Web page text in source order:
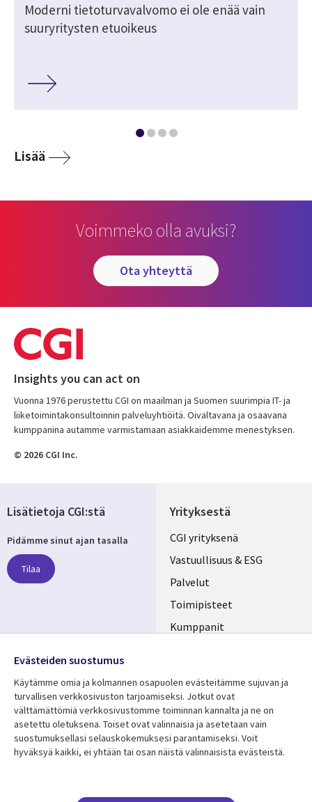
Moderni tietoturvavalvomo ei ole enää vain
suuryritysten etuoikeus
Lisää
Voimmeko olla avuksi?
ota yhteyttä
Insights you can act on
Vuonna 1976 perustettu CGI on maailman ja Suomen suurimpia IT- ja
liiketoimintakonsultoinnin palveluyhtiöitä. Oivaltavana ja osaavana
kumppanina autamme varmistamaan asiakkaidemme menestyksen.
© 2026 CGI Inc.
Yrityksestä
Useful
links
FINLAND
CGI yrityksenä
Vastuullisuus & ESG
Palvelut
Toimipisteet
Kumppanit
Resurssikeskus
Library
Asiakastarinat
Lisätietoa
Legal
Tietosuoja
Lisätietoja CGI:stä
Pidämme sinut ajan tasalla
Tilaa
Media
FINLAND
Evästeiden suostumus
Käytämme omia ja kolmannen osapuolen evästeitämme sujuvan ja
turvallisen verkkosivuston tarjoamiseksi. Jotkut ovat
välttämättömiä verkkosivustomme toiminnan kannalta ja ne on
asetettu oletuksena. Toiset ovat valinnaisia ​​ja asetetaan vain
suostumuksellasi selauskokemuksesi parantamiseksi. Voit
hyväksyä kaikki, ei yhtään tai osan näistä valinnaisista evästeistä.